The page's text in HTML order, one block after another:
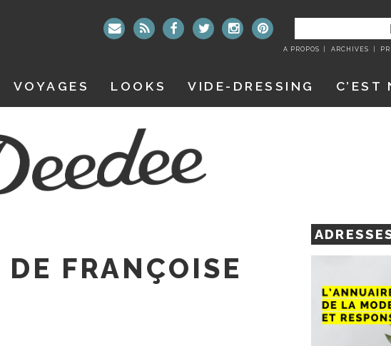
RECHERCHER
:
A PROPOS ARCHIVES
VOYAGES LOOKS VIDE-DRESSING C’EST
FRANÇOISE